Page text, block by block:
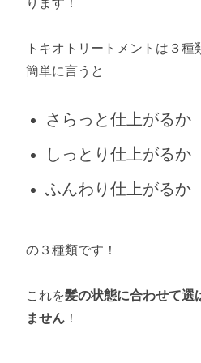
トキオトリートメントは３種
簡単に言うと
さらっと仕上がるか
しっとり仕上がるか
ふんわり仕上がるか
の３種類です！
これを髪の状態に合わせて選
ません ！